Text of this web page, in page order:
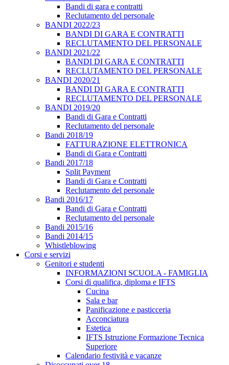
Bandi di gara e contratti
Reclutamento del personale
BANDI 2022/23
BANDI DI GARA E CONTRATTI
RECLUTAMENTO DEL PERSONALE
BANDI 2021/22
BANDI DI GARA E CONTRATTI
RECLUTAMENTO DEL PERSONALE
BANDI 2020/21
BANDI DI GARA E CONTRATTI
RECLUTAMENTO DEL PERSONALE
BANDI 2019/20
Bandi di Gara e Contratti
Reclutamento del personale
Bandi 2018/19
FATTURAZIONE ELETTRONICA
Bandi di Gara e Contratti
Bandi 2017/18
Split Payment
Bandi di Gara e Contratti
Reclutamento del personale
Bandi 2016/17
Bandi di Gara e Contratti
Reclutamento del personale
Bandi 2015/16
Bandi 2014/15
Whistleblowing
Corsi e servizi
Genitori e studenti
INFORMAZIONI SCUOLA - FAMIGLIA
Corsi di qualifica, diploma e IFTS
Cucina
Sala e bar
Panificazione e pasticceria
Acconciatura
Estetica
IFTS Istruzione Formazione Tecnica
Superiore
Calendario festività e vacanze